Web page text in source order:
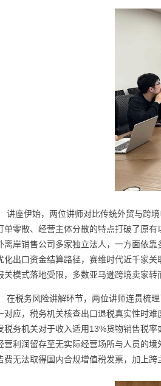
讲座伊始，两位讲师对比传统外贸与跨
单零散、经营主体分散的特点打破了原
离岸销售公司多家独立法人，一方面依
化出口资金结算路径，赛维时代近千家
关模式落地受限，多数亚马逊跨境卖家
在税务风险讲解环节，两位讲师连贯梳
对应，税务机关核查出口退税真实性时
税务机关对于收入适用13%货物销售税率
营利润留存至无实际经营场所与人员的
费无法取得国内合规增值税发票，加上